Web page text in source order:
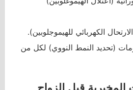
الكهربائي للهيموجلوبين).
(تحديد النمط النووي) لكل من